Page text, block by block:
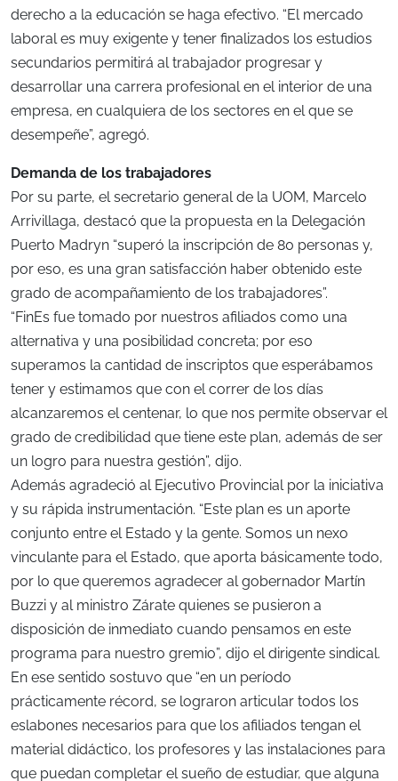
derecho a la educación se haga efectivo. “El mercado
laboral es muy exigente y tener finalizados los estudios
secundarios permitirá al trabajador progresar y
desarrollar una carrera profesional en el interior de una
empresa, en cualquiera de los sectores en el que se
desempeñe”, agregó.
Demanda de los trabajadores
Por su parte, el secretario general de la UOM, Marcelo
Arrivillaga, destacó que la propuesta en la Delegación
Puerto Madryn “superó la inscripción de 80 personas y,
por eso, es una gran satisfacción haber obtenido este
grado de acompañamiento de los trabajadores”.
“FinEs fue tomado por nuestros afiliados como una
alternativa y una posibilidad concreta; por eso
superamos la cantidad de inscriptos que esperábamos
tener y estimamos que con el correr de los días
alcanzaremos el centenar, lo que nos permite observar el
grado de credibilidad que tiene este plan, además de ser
un logro para nuestra gestión”, dijo.
Además agradeció al Ejecutivo Provincial por la iniciativa
y su rápida instrumentación. “Este plan es un aporte
conjunto entre el Estado y la gente. Somos un nexo
vinculante para el Estado, que aporta básicamente todo,
por lo que queremos agradecer al gobernador Martín
Buzzi y al ministro Zárate quienes se pusieron a
disposición de inmediato cuando pensamos en este
programa para nuestro gremio”, dijo el dirigente sindical.
En ese sentido sostuvo que “en un período
prácticamente récord, se lograron articular todos los
eslabones necesarios para que los afiliados tengan el
material didáctico, los profesores y las instalaciones para
que puedan completar el sueño de estudiar, que alguna